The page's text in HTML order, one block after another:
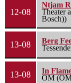
12-08
Ntjam
Theater
Bosch))
13-08
Berg
13-08
In
OM